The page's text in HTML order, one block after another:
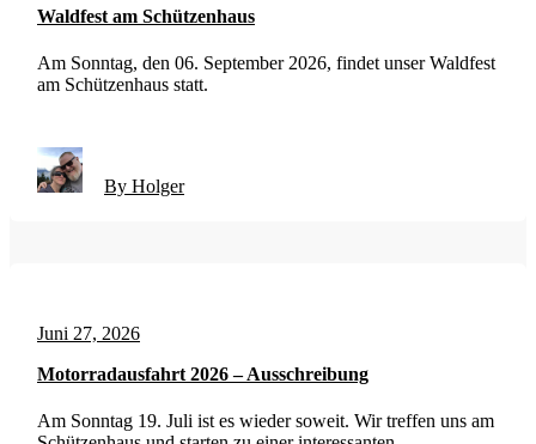
Waldfest am Schützenhaus
Am Sonntag, den 06. September 2026, findet unser Waldfest
am Schützenhaus statt.
By Holger
Juni 27, 2026
Motorradausfahrt 2026 – Ausschreibung
Am Sonntag 19. Juli ist es wieder soweit. Wir treffen uns am